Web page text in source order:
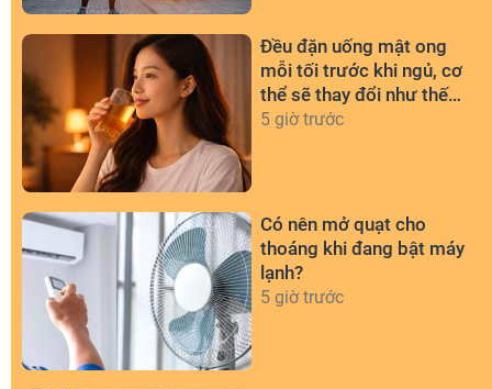
Đều đặn uống mật ong
mỗi tối trước khi ngủ, cơ
thể sẽ thay đổi như thế
nào?
5 giờ trước
Có nên mở quạt cho
thoáng khi đang bật máy
lạnh?
5 giờ trước